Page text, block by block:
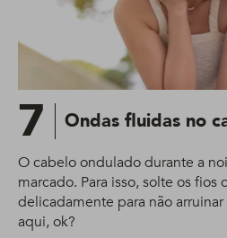
7 Ondas fluidas no
O cabelo ondulado durante a
marcado. Para isso, solte os fios
delicadamente para não
aqui, ok?